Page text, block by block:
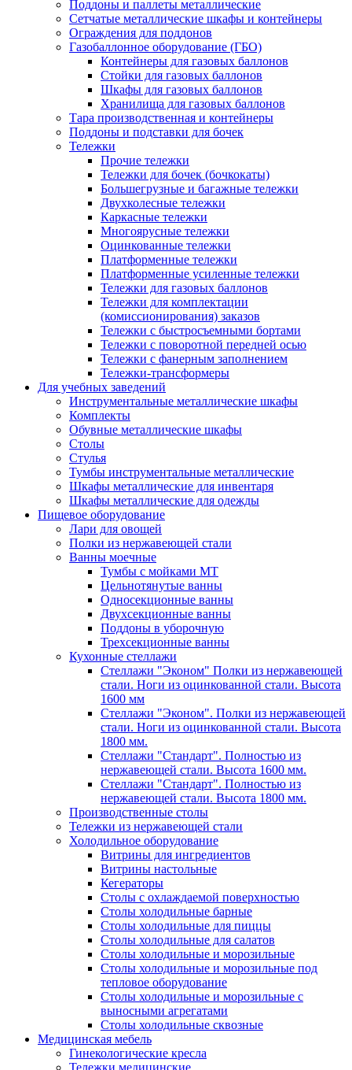
Поддоны и паллеты металлические
Сетчатые металлические шкафы и контейнеры
Ограждения для поддонов
Газобаллонное оборудование (ГБО)
Контейнеры для газовых баллонов
Стойки для газовых баллонов
Шкафы для газовых баллонов
Хранилища для газовых баллонов
Тара производственная и контейнеры
Поддоны и подставки для бочек
Тележки
Прочие тележки
Тележки для бочек (бочкокаты)
Большегрузные и багажные тележки
Двухколесные тележки
Каркасные тележки
Многоярусные тележки
Оцинкованные тележки
Платформенные тележки
Платформенные усиленные тележки
Тележки для газовых баллонов
Тележки для комплектации
(комиссионирования) заказов
Тележки с быстросъемными бортами
Тележки с поворотной передней осью
Тележки с фанерным заполнением
Тележки-трансформеры
Для учебных заведений
Инструментальные металлические шкафы
Комплекты
Обувные металлические шкафы
Столы
Стулья
Тумбы инструментальные металлические
Шкафы металлические для инвентаря
Шкафы металлические для одежды
Пищевое оборудование
Лари для овощей
Полки из нержавеющей стали
Ванны моечные
Тумбы с мойками МТ
Цельнотянутые ванны
Односекционные ванны
Двухсекционные ванны
Поддоны в уборочную
Трехсекционные ванны
Кухонные стеллажи
Стеллажи "Эконом" Полки из нержавеющей
стали. Ноги из оцинкованной стали. Высота
1600 мм
Стеллажи "Эконом". Полки из нержавеющей
стали. Ноги из оцинкованной стали. Высота
1800 мм.
Стеллажи "Стандарт". Полностью из
нержавеющей стали. Высота 1600 мм.
Стеллажи "Стандарт". Полностью из
нержавеющей стали. Высота 1800 мм.
Производственные столы
Тележки из нержавеющей стали
Холодильное оборудование
Витрины для ингредиентов
Витрины настольные
Кегераторы
Столы с охлаждаемой поверхностью
Столы холодильные барные
Столы холодильные для пиццы
Столы холодильные для салатов
Столы холодильные и морозильные
Столы холодильные и морозильные под
тепловое оборудование
Столы холодильные и морозильные с
выносными агрегатами
Столы холодильные сквозные
Медицинская мебель
Гинекологические кресла
Тележки медицинские